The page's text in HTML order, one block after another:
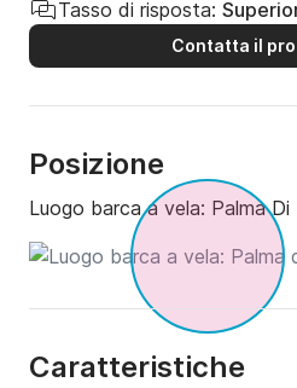
Tasso di risposta:
Contatta il
Posizione
Luogo barca a vela: Palma
Caratteristiche